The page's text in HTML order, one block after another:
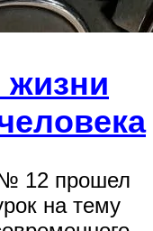
жизни
12 прошел
на тему